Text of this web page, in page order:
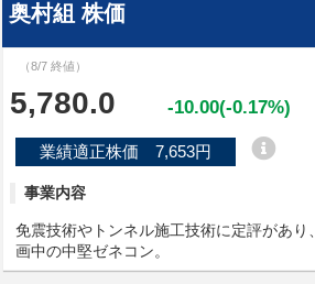
奥村組 株価
（8/7 終値）
5,780.0 -10.00(-0.17%)
業績適正株価 7,653円
事業内容
免震技術やトンネル施工技術に定評があり
画中の中堅ゼネコン。